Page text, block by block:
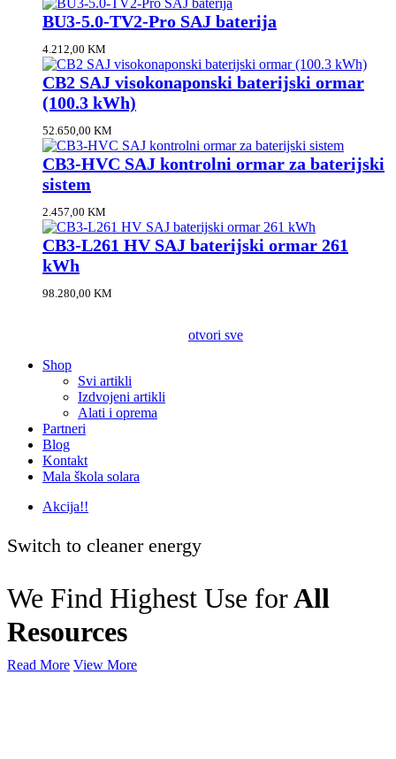
BU3-5.0-TV2-Pro SAJ baterija
4.212,00 KM
CB2 SAJ visokonaponski baterijski ormar
(100.3 kWh)
52.650,00 KM
CB3-HVC SAJ kontrolni ormar za baterijski
sistem
2.457,00 KM
CB3-L261 HV SAJ baterijski ormar 261
kWh
98.280,00 KM
otvori sve
Shop
Svi artikli
Izdvojeni artikli
Alati i oprema
Partneri
Blog
Kontakt
Mala škola solara
Akcija!!
Switch to cleaner energy
We Find Highest Use forAll
Resources
Read More View More